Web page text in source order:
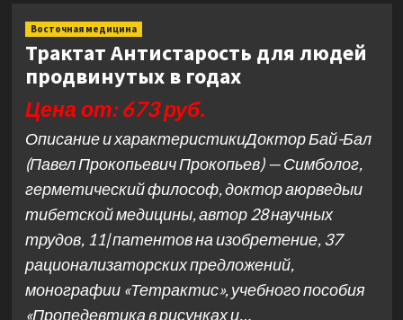
Восточная медицина
Трактат Антистарость для людей
продвинутых в годах
Цена от: 673 руб.
Описание и характеристикиДоктор Бай-Бал
(Павел Прокопьевич Прокопьев) — Симболог,
герметический философ, доктор аюрведыи
тибетской медицины, автор 28 научных
трудов, 11| патентов на изобретение, 37
рационализаторских предложений,
монографии «Тетрактис», учебного пособия
«Пропедевтика в рисунках и…